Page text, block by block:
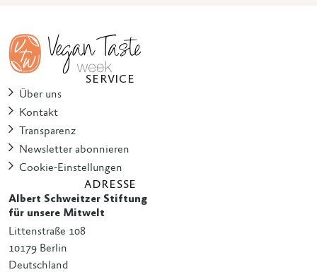
SERVICE
Über uns
Kontakt
Transparenz
Newsletter abonnieren
Cookie-Einstellungen
ADRESSE
Albert Schweitzer Stiftung
für unsere Mitwelt
Littenstraße 108
10179 Berlin
Deutschland